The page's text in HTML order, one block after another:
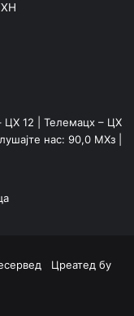
ЦХ 12 | Телемацх – ЦХ
нас: 90,0 МХз |
Цреатед бy